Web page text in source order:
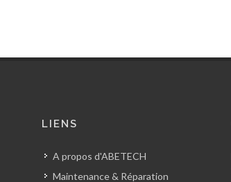
LIENS
A propos d'ABETECH
Maintenance & Réparation